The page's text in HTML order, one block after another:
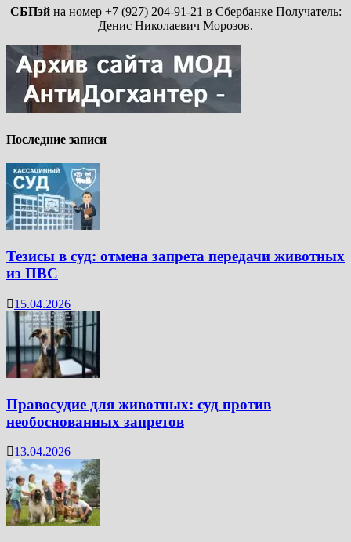
СБПэйна номер +7 (927) 204-91-21 в Сбербанке Получатель:
Денис Николаевич Морозов.
Последние записи
Тезисы в суд: отмена запрета передачи животных
из ПВС
15.04.2026
Правосудие для животных: суд против
необоснованных запретов
13.04.2026